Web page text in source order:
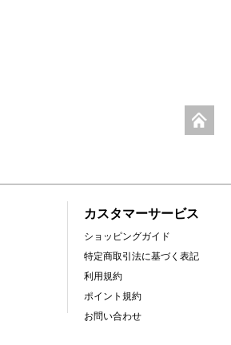
カスタマーサービス
ショッピングガイド
特定商取引法に基づく表記
利用規約
ポイント規約
お問い合わせ